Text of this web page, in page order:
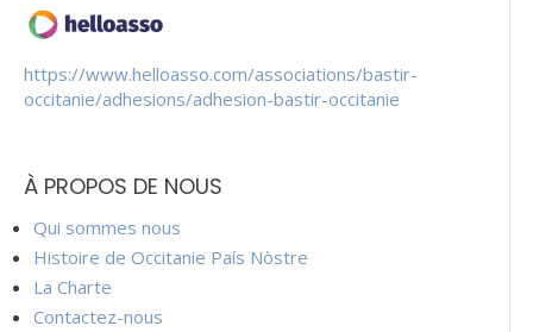
https://www.helloasso.com/associations/bastir-
occitanie/adhesions/adhesion-bastir-occitanie
À PROPOS DE NOUS
Qui sommes nous
Histoire de Occitanie País Nòstre
La Charte
Contactez-nous